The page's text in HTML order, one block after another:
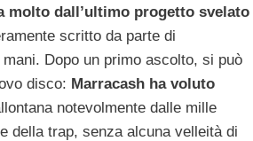
molto dall’ultimo progetto svelato
scritto da parte di
Dopo un primo ascolto, si può
disco: Marracash ha voluto
notevolmente dalle mille
della trap, senza alcuna velleità di